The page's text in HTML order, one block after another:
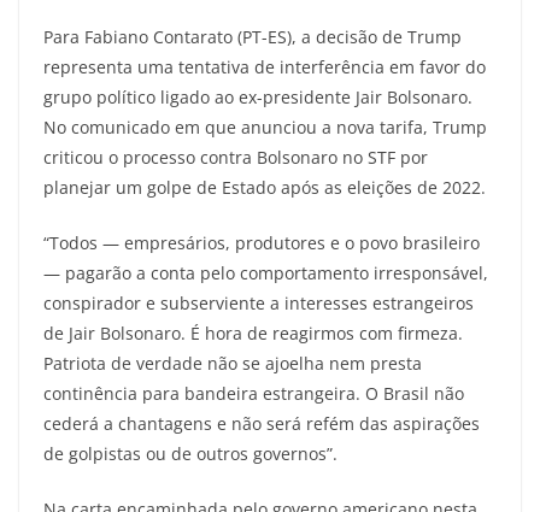
Para Fabiano Contarato (PT-ES), a decisão de Trump
representa uma tentativa de interferência em favor do
grupo político ligado ao ex-presidente Jair Bolsonaro.
No comunicado em que anunciou a nova tarifa, Trump
criticou o processo contra Bolsonaro no STF por
planejar um golpe de Estado após as eleições de 2022.
“Todos — empresários, produtores e o povo brasileiro
— pagarão a conta pelo comportamento irresponsável,
conspirador e subserviente a interesses estrangeiros
de Jair Bolsonaro. É hora de reagirmos com firmeza.
Patriota de verdade não se ajoelha nem presta
continência para bandeira estrangeira. O Brasil não
cederá a chantagens e não será refém das aspirações
de golpistas ou de outros governos”.